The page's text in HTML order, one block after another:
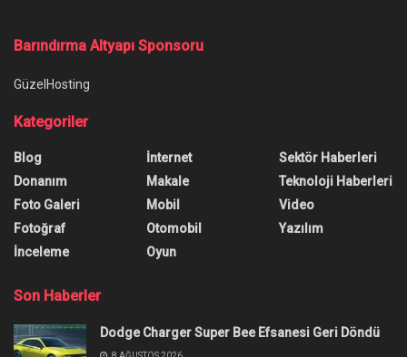
Barındırma Altyapı Sponsoru
GüzelHosting
Kategoriler
Blog
Donanım
Foto Galeri
Fotoğraf
İnceleme
İnternet
Makale
Mobil
Otomobil
Oyun
Sektör Haberleri
Teknoloji Haberleri
Video
Yazılım
Son Haberler
Dodge Charger Super Bee Efsanesi Geri Döndü